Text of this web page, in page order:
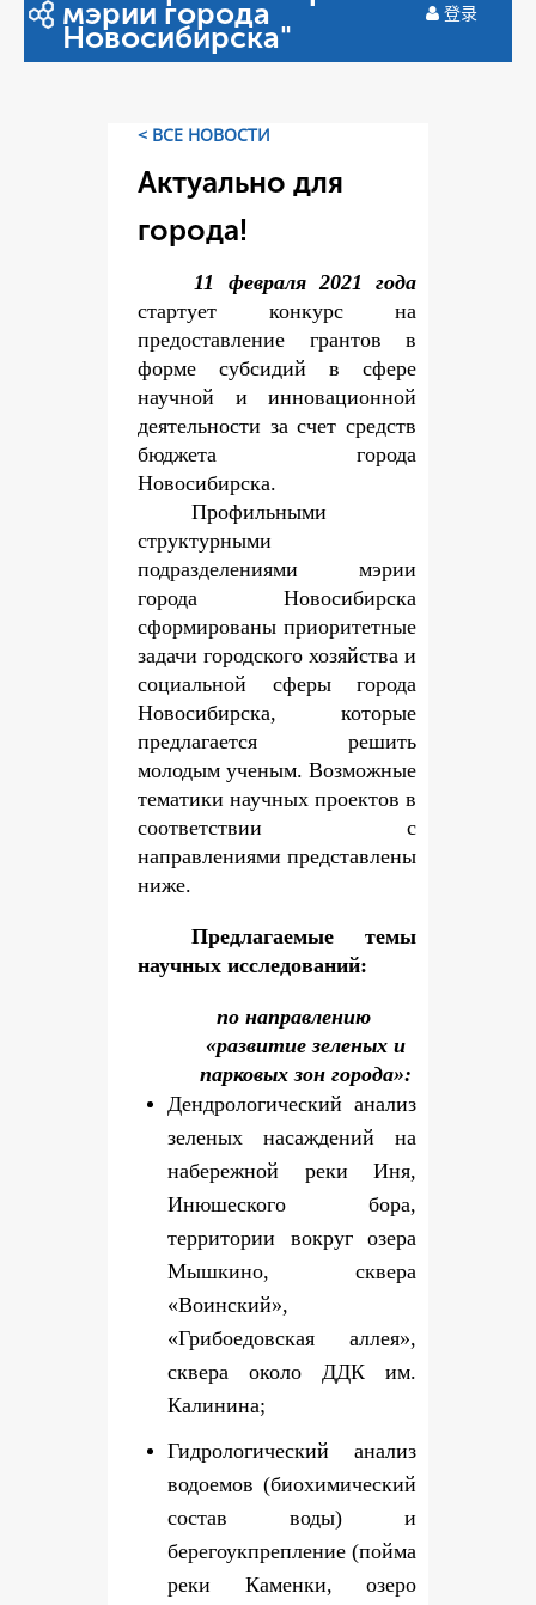
мэрии города
Новосибирска"
登录
< ВСЕ НОВОСТИ
Актуально для
города!
11 февраля 2021 года
стартует конкурс на
предоставление грантов в
форме субсидий в сфере
научной и инновационной
деятельности за счет средств
бюджета города
Новосибирска.
Профильными
структурными
подразделениями мэрии
города Новосибирска
сформированы приоритетные
задачи городского хозяйства и
социальной сферы города
Новосибирска, которые
предлагается решить
молодым ученым. Возможные
тематики научных проектов в
соответствии с
направлениями представлены
ниже.
Предлагаемые темы
научных исследований:
по направлению
«развитие зеленых и
парковых зон города»:
Дендрологический анализ
зеленых насаждений на
набережной реки Иня,
Инюшеского бора,
территории вокруг озера
Мышкино, сквера
«Воинский»,
«Грибоедовская аллея»,
сквера около ДДК им.
Калинина;
Гидрологический анализ
водоемов (биохимический
состав воды) и
берегоукпрепление (пойма
реки Каменки, озеро